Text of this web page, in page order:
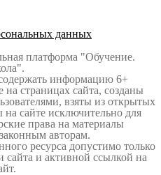
данных
платформа "Обучение.
информацию 6+
страницах сайта, созданы
взяты из открытых
сайте исключительно для
права на материалы
авторам.
ресурса допустимо только
сайта и активной ссылкой на